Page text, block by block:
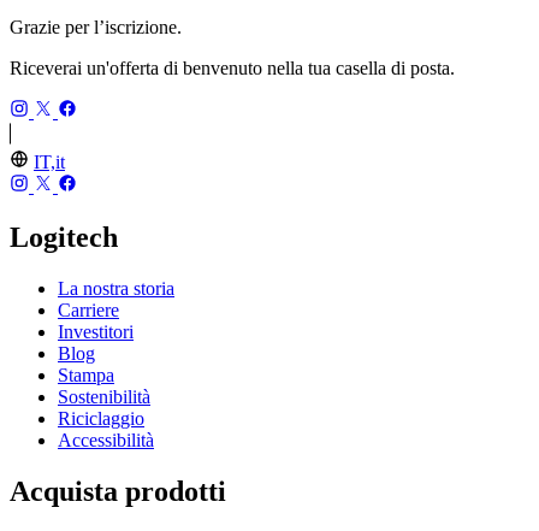
Grazie per l’iscrizione.
Riceverai un'offerta di benvenuto nella tua casella di posta.
IT,it
Logitech
La nostra storia
Carriere
Investitori
Blog
Stampa
Sostenibilità
Riciclaggio
Accessibilità
Acquista prodotti